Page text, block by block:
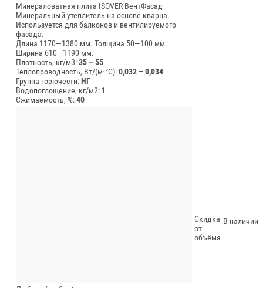
Минераловатная плита ISOVER ВентФасад
Минеральный утеплитель на основе кварца.
Используется для балконов и вентилируемого
фасада.
Длина 1170—1380 мм. Толщина 50—100 мм.
Ширина 610—1190 мм.
Плотность, кг/м3:35 – 55
Теплопроводность, Вт/(м⋅°С):0,032 – 0,034
Группа горючести:НГ
Водопоглощение, кг/м2: 1
Сжимаемость, %:40
Скидка
от
объёма
В наличии